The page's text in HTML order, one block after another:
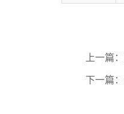
上一篇：
下一篇：